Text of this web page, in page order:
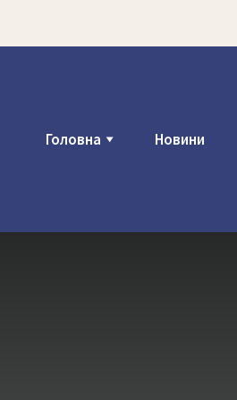
Головна Новини